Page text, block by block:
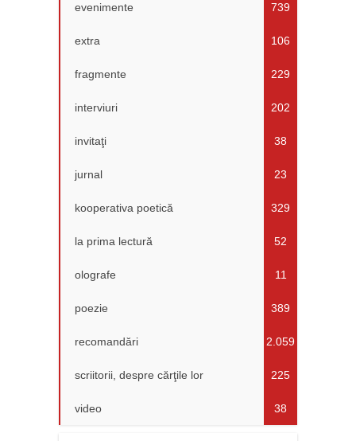
evenimente 739
extra 106
fragmente 229
interviuri 202
invitaţi 38
jurnal 23
kooperativa poetică 329
la prima lectură 52
olografe 11
poezie 389
recomandări 2.059
scriitorii, despre cărţile lor 225
video 38